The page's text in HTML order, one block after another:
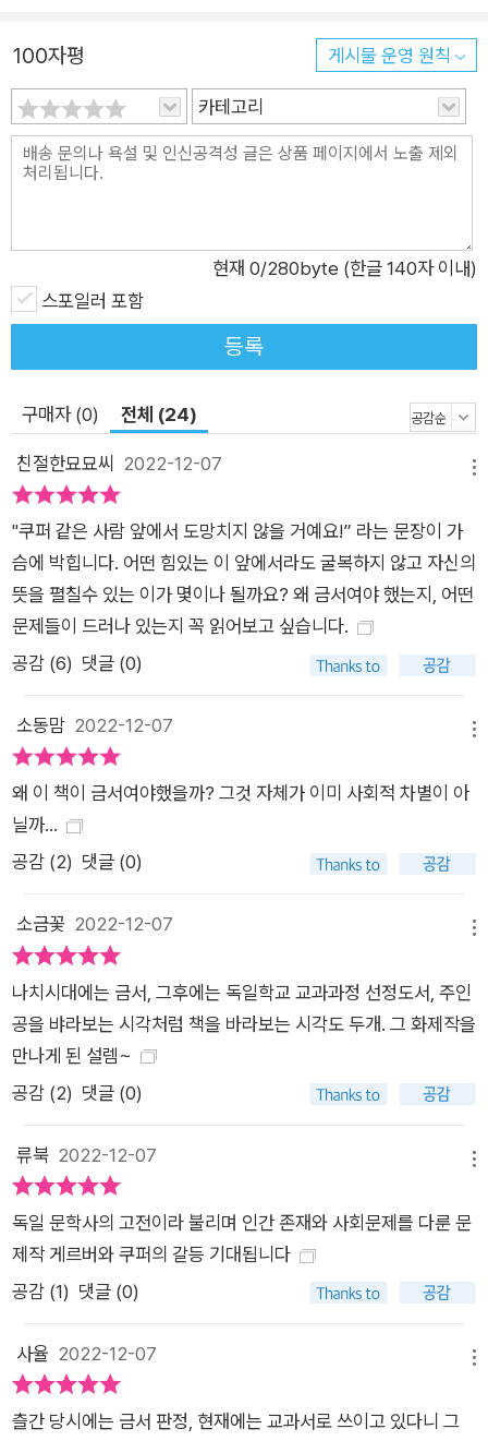
로 그린” 소설로 판정해 금서가 되었다. 이어 1936년 토어베르크
의 모든 글에 금서 판정이 내려졌고, 작가는 1938년 스위스를 거
쳐 프랑스로 도피했다가 1940년 미국으로 망명했다. 그는 1951
년에야 오스트리아로 돌아올 수 있었다. “누구나 당할 수 있는 어
떤 일이 우리 중 한 사람에게 일어난다면, 그건 더는 개인의 일이
할을 해야 할까? 토어베르크의 소설은 똑똑하고 성숙하나 반항
적인 학생 게르버의 학교생활 마지막 해를 그리며 이 문제를 다루
고 있다. “세상은 세 가지 것에 근거한다. 바로 진리와 정의, 사랑
이 그것이다.” 소설의 서두에 인용된 고대 이스라엘 랍비의 이 격
관계가 없다고 주장하는데 그의 아버지는 아들의 주장이 틀렸다
고 한다. 만약 아버지의 말이 옳다면 학교는 세상의 토대인 진리
와 정의, 사랑이 있는 곳, 혹은 그것을 배우는 곳이어야 한다. 과
연 학교는 그런 곳일까? 작가는 교수의 견해에 좌우되는 학교의
성적 평가 방식을 통렬하게 비판한다. 비판은 그런 주관적 판단으
로 한 사람의 미래를 판단하는 문제점에 대한 고발로 이어진다.
누가 ‘교수진’과 그의 ‘동료들’에게 수십 년 동안 한 사람의 존재
악하고 아무 일 없을 거라고 하고, 반면 저 사람은 무너져 웅크리
바다에 둘러싸여 냉혹하게 완결된 지평선을 필사적으로 바라보
까 기다리라고 하는 불가침의 일회적 판결을 내릴 권리를 대체 누
가 그들에게 보장했는가?! _241쪽 게르버의 아버지는 학교와 실
제 인생이 아무 관계가 없다는 아들의 주장을 반박한다. 만약 그
가 옳다면 학교는 세상의 토대인 진리와 정의, 사랑이 있는 곳, 혹
은 그것을 배우는 곳이어야 한다. 하지만 졸업시험을 인생 최고의
목표로 간주하고, 교수가 절대 권력을 휘둘러 학생을 파멸시키고,
같은 어려움을 겪는 학생들이 서로 돕기보다 경쟁하며 강자인 교
수의 부당한 행동을 당연하게 받아들이는 학교는 진리, 정의, 사
랑과 아무 상관이 없다. 토어베르크의 소설이 지금까지 많은 사랑
을 받는 이유는 정도는 다르나 오늘날에도 여전히 이 세상 모든
학생이 겪는 문제를 다루기 때문일 것이다. 소설은 1981년 볼프
강 글뤼크 감독에 의해 영화로 만들어졌다. 프리드리히 토어베르
크가 스물한 살 때 발표한 이 소설이 출간된 지도 어느덧 거의 90
년이 넘었다. 장 아메리의 말처럼 “폭탄처럼 떨어진” 이 소설은
오늘날까지 강렬한 시의성을 잃지 않고 있다.
100자평 게시물 운영 원칙
카테고리
현재 0/280byte (한글 140자 이내)
스포일러 포함
등록
구매자 (0) 전체 (24)
친절한묘묘씨 2022-12-07
"쿠퍼 같은 사람 앞에서 도망치지 않을 거예요!” 라는 문장이 가
슴에 박힙니다. 어떤 힘있는 이 앞에서라도 굴복하지 않고 자신의
뜻을 펼칠수 있는 이가 몇이나 될까요? 왜 금서여야 했는지, 어떤
문제들이 드러나 있는지 꼭 읽어보고 싶습니다.
공감 (6) 댓글 (0)
소동맘 2022-12-07
왜 이 책이 금서여야했을까? 그것 자체가 이미 사회적 차별이 아
닐까...
공감 (2) 댓글 (0)
소금꽃 2022-12-07
나치시대에는 금서, 그후에는 독일학교 교과과정 선정도서, 주인
공을 뱌라보는 시각처럼 책을 바라보는 시각도 두개. 그 화제작을
만나게 된 설렘~
공감 (2) 댓글 (0)
류북 2022-12-07
독일 문학사의 고전이라 불리며 인간 존재와 사회문제를 다룬 문
제작 게르버와 쿠퍼의 갈등 기대됩니다
공감 (1) 댓글 (0)
사율 2022-12-07
츨간 당시에는 금서 판정, 현재에는 교과서로 쓰이고 있다니 그